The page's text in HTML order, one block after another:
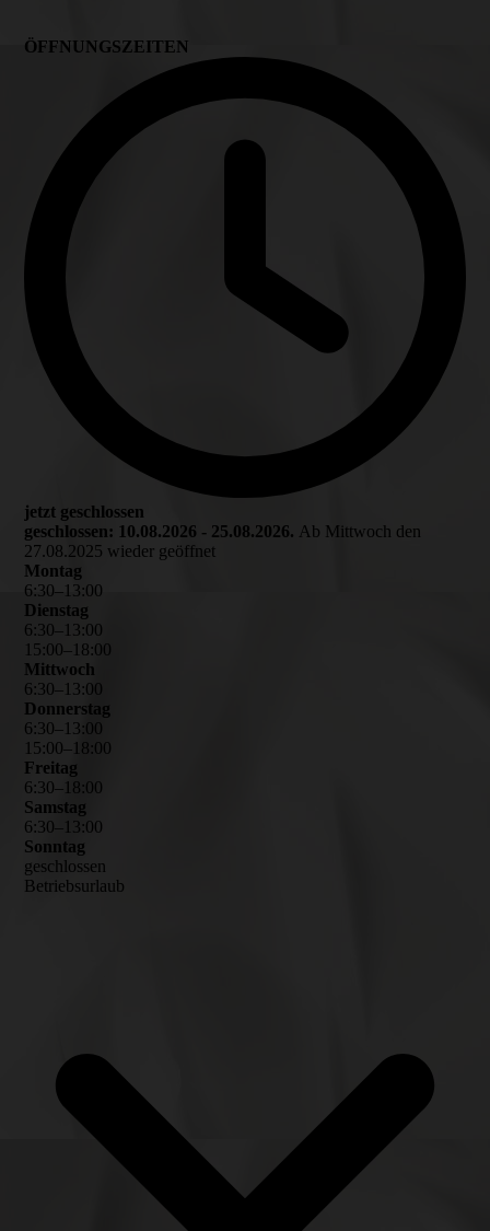
ÖFFNUNGSZEITEN
jetzt geschlossen
geschlossen: 10.08.2026 - 25.08.2026. Ab Mittwoch den
27.08.2025 wieder geöffnet
Montag
6:30– 13:00
Dienstag
6:30– 13:00
15:00– 18:00
Mittwoch
6:30– 13:00
Donnerstag
6:30– 13:00
15:00– 18:00
Freitag
6:30– 18:00
Samstag
6:30– 13:00
Sonntag
geschlossen
Betriebsurlaub